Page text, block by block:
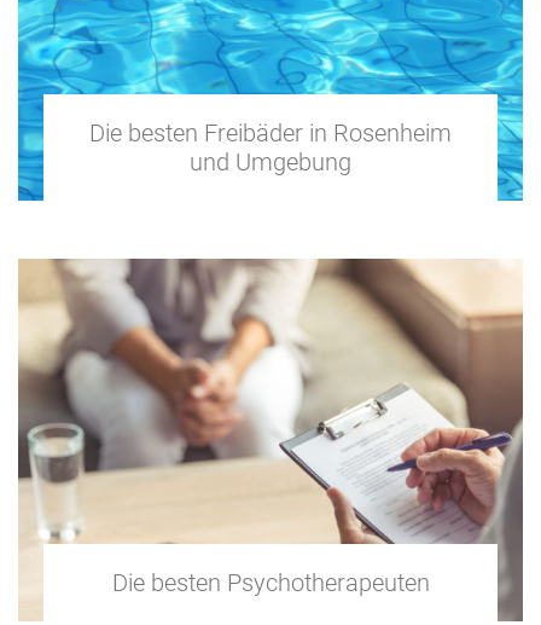
Die besten Freibäder in Rosenheim
und Umgebung
Die besten Psychotherapeuten